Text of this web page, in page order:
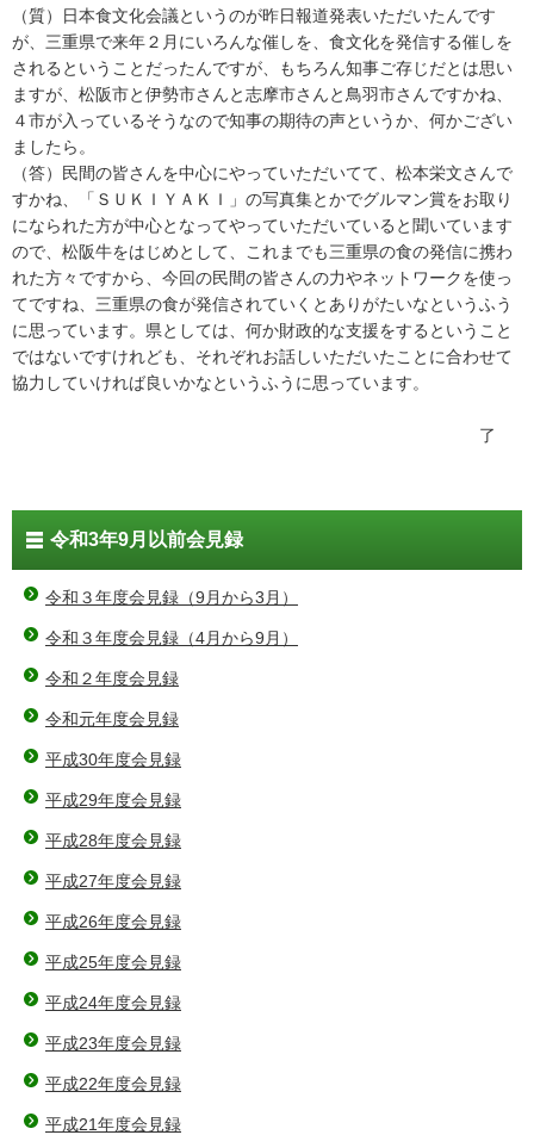
（質）日本食文化会議というのが昨日報道発表いただいたんです
が、三重県で来年２月にいろんな催しを、食文化を発信する催しを
されるということだったんですが、もちろん知事ご存じだとは思い
ますが、松阪市と伊勢市さんと志摩市さんと鳥羽市さんですかね、
４市が入っているそうなので知事の期待の声というか、何かござい
ましたら。
（答）民間の皆さんを中心にやっていただいてて、松本栄文さんで
すかね、「ＳＵＫＩＹＡＫＩ」の写真集とかでグルマン賞をお取り
になられた方が中心となってやっていただいていると聞いています
ので、松阪牛をはじめとして、これまでも三重県の食の発信に携わ
れた方々ですから、今回の民間の皆さんの力やネットワークを使っ
てですね、三重県の食が発信されていくとありがたいなというふう
に思っています。県としては、何か財政的な支援をするということ
ではないですけれども、それぞれお話しいただいたことに合わせて
協力していければ良いかなというふうに思っています。
了
令和3年9月以前会見録
令和３年度会見録（9月から3月）
令和３年度会見録（4月から9月）
令和２年度会見録
令和元年度会見録
平成30年度会見録
平成29年度会見録
平成28年度会見録
平成27年度会見録
平成26年度会見録
平成25年度会見録
平成24年度会見録
平成23年度会見録
平成22年度会見録
平成21年度会見録